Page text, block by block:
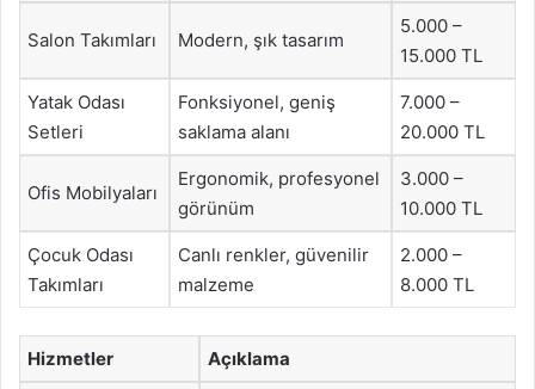
Salon Takımları Modern, şık tasarım
5.000 –
15.000 TL
Yatak Odası
Setleri
Fonksiyonel, geniş
saklama alanı
7.000 –
20.000 TL
Ofis Mobilyaları
Ergonomik, profesyonel
görünüm
3.000 –
10.000 TL
Çocuk Odası
Takımları
Canlı renkler, güvenilir
malzeme
2.000 –
8.000 TL
Hizmetler Açıklama